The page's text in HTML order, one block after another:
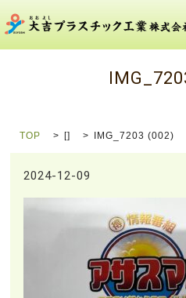
TOP [] IMG_7203 (002)
2024-12-09